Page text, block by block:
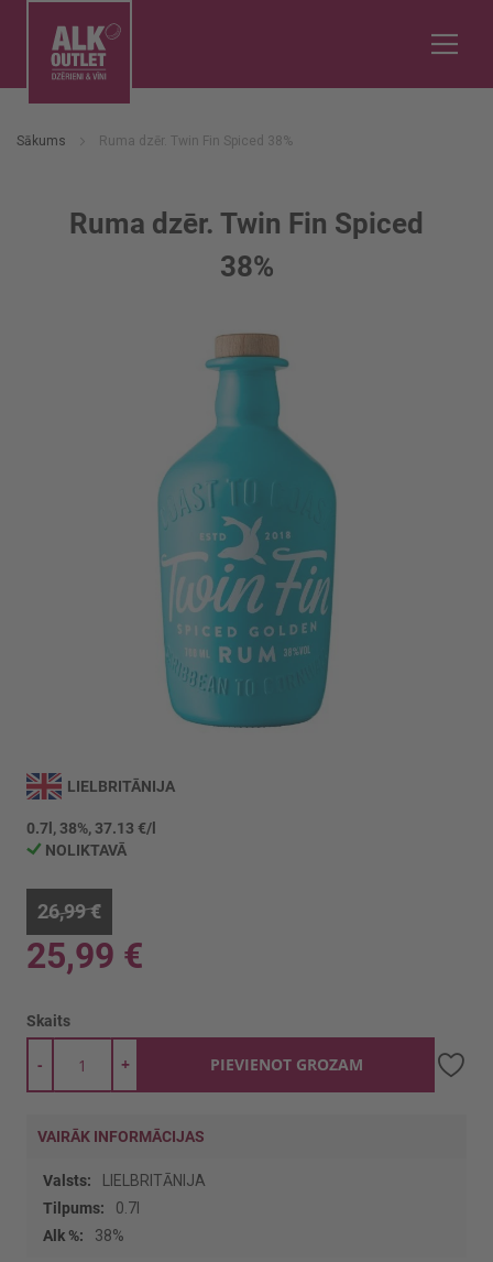
Sākums Ruma dzēr. Twin Fin Spiced 38%
Ruma dzēr. Twin Fin Spiced
38%
uz
galerijas
sākumu
LIELBRITĀNIJA
0.7l, 38%, 37.13 €/l
NOLIKTAVĀ
26,99 €
25,99 €
Skaits
+
- PIEVIENOT GROZAM
VAIRĀK INFORMĀCIJAS
Vairāk
informācijas
LIELBRITĀNIJA
0.7l
38%